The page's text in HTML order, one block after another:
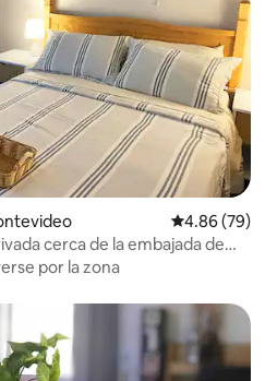
Calificación
4.86 (79)
cerca de la embajada de
por la zona